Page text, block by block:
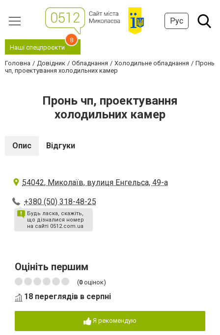
Рус
Наші спецпроєкти
8
Головна Довідник Обладнання Холодильне обладнання
Пронь
чп, проектування холодильних камер
Пронь чп, проектування
холодильних камер
Опис Відгуки
54042, Миколаїв, вулиця Енгельса, 49-а
+380 (50) 318-48-25
Будь ласка, скажіть,
що дізналися номер
на сайті 0512.com.ua
Оцініть першим
(0 оцінок)
18 переглядів в серпні
Я рекомендую